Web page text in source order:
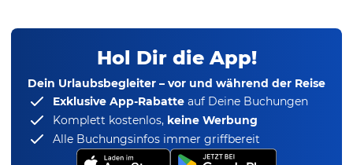
Hol Dir die App!
Dein Urlaubsbegleiter – vor und während der Reise
Exklusive App-Rabatte auf Deine Buchungen
Komplett kostenlos, keine Werbung
Alle Buchungsinfos immer griffbereit